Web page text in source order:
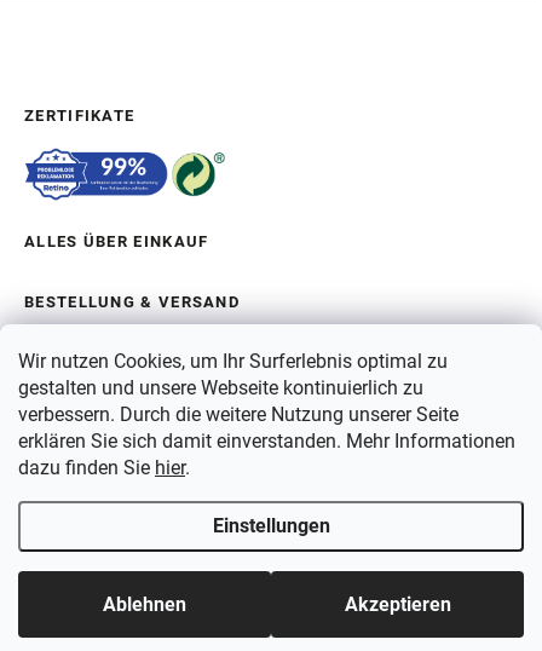
Wir nutzen Cookies, um Ihr Surferlebnis optimal zu
gestalten und unsere Webseite kontinuierlich zu
verbessern. Durch die weitere Nutzung unserer Seite
erklären Sie sich damit einverstanden. Mehr Informationen
dazu finden Sie hier.
Einstellungen
Ablehnen Akzeptieren
ZERTIFIKATE
ALLES ÜBER EINKAUF
BESTELLUNG & VERSAND
ÜBER BERGAM
ZAHLUNG
Erstellt von Shoptet Premium
Copyright 2026Bergam. Alle Rechte vorbehalten.